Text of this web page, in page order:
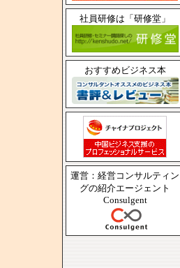
社員研修は「研修堂」
おすすめビジネス本
運営：経営コンサルティン
グの紹介エージェント
Consulgent